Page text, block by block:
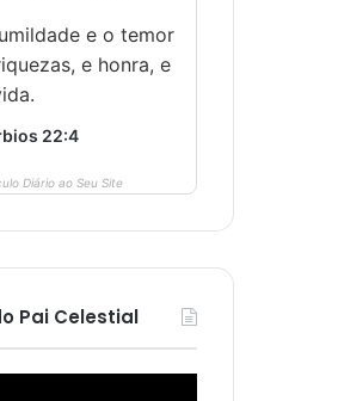
e o temor
e honra, e
22:4
Diário ao Seu Site
Pai Celestial